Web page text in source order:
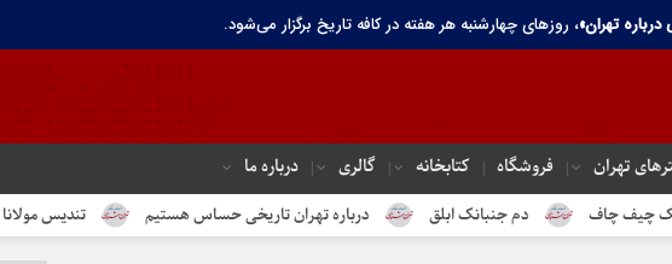
تهران»، روزهای چهارشنبه هر هفته در کافه تاریخ برگزار می‌شود.
تهران‌ فروشگاه کتابخانه گالری درباره ما
دم جنبانک ابلق درباره تهران تاریخی حساس هستیم تندیس مولانا در میدان